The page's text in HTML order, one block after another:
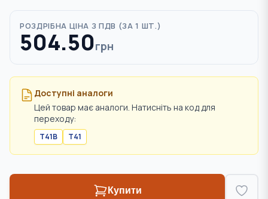
РОЗДРІБНА ЦІНА З ПДВ (ЗА 1 ШТ.)
504.50грн
Доступні аналоги
Цей товар має аналоги. Натисніть на код для
переходу:
T41B T41
Купити